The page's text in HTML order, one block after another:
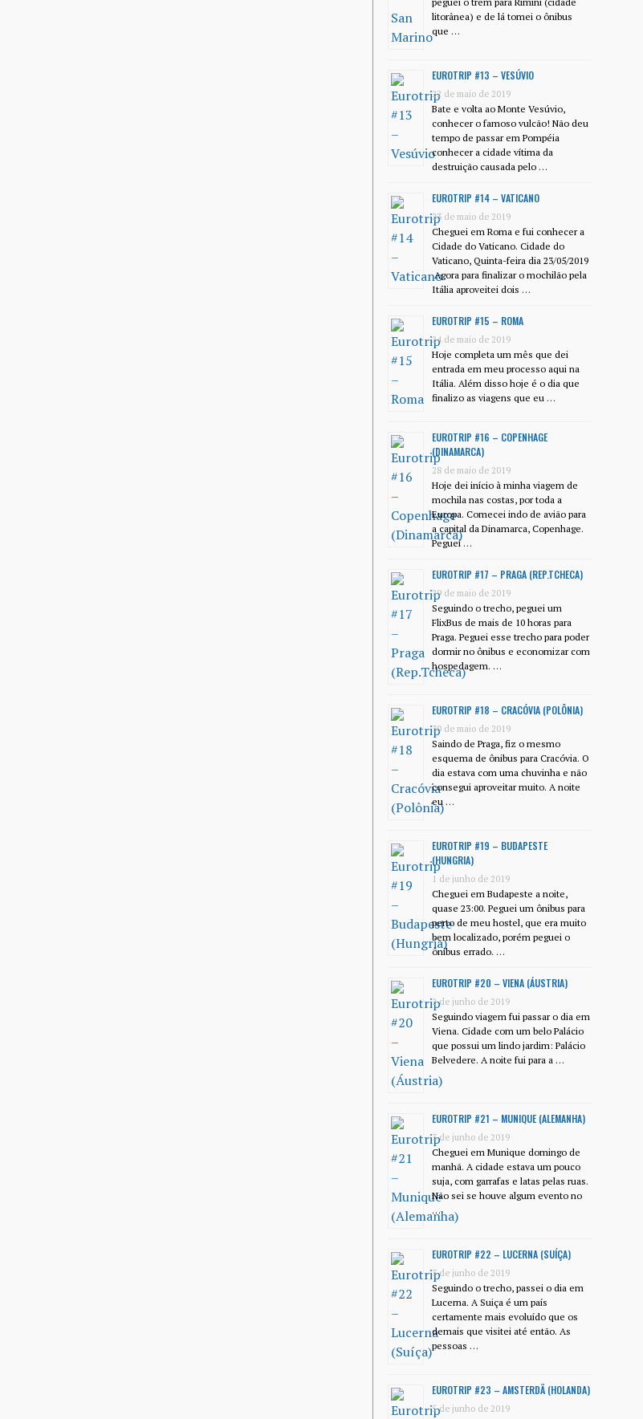
litorânea) e de lá tomei o ônibus
que …
EUROTRIP #13 – VESÚVIO
22 de maio de 2019
Bate e volta ao Monte Vesúvio,
conhecer o famoso vulcão! Não deu
tempo de passar em Pompéia
conhecer a cidade vítima da
destruição causada pelo …
EUROTRIP #14 – VATICANO
23 de maio de 2019
Cheguei em Roma e fui conhecer a
Cidade do Vaticano. Cidade do
Vaticano, Quinta-feira dia 23/05/2019
Agora para finalizar o mochilão pela
Itália aproveitei dois …
EUROTRIP #15 – ROMA
24 de maio de 2019
Hoje completa um mês que dei
entrada em meu processo aqui na
Itália. Além disso hoje é o dia que
finalizo as viagens que eu …
EUROTRIP #16 – COPENHAGE
(DINAMARCA)
28 de maio de 2019
Hoje dei início à minha viagem de
mochila nas costas, por toda a
Europa. Comecei indo de avião para
a capital da Dinamarca, Copenhage.
Peguei …
EUROTRIP #17 – PRAGA (REP.TCHECA)
29 de maio de 2019
Seguindo o trecho, peguei um
FlixBus de mais de 10 horas para
Praga. Peguei esse trecho para poder
dormir no ônibus e economizar com
hospedagem. …
EUROTRIP #18 – CRACÓVIA (POLÔNIA)
30 de maio de 2019
Saindo de Praga, fiz o mesmo
esquema de ônibus para Cracóvia. O
dia estava com uma chuvinha e não
consegui aproveitar muito. A noite
eu …
EUROTRIP #19 – BUDAPESTE
(HUNGRIA)
1 de junho de 2019
Cheguei em Budapeste a noite,
quase 23:00. Peguei um ônibus para
perto de meu hostel, que era muito
bem localizado, porém peguei o
ônibus errado. …
EUROTRIP #20 – VIENA (ÁUSTRIA)
2 de junho de 2019
Seguindo viagem fui passar o dia em
Viena. Cidade com um belo Palácio
que possui um lindo jardim: Palácio
Belvedere. A noite fui para a …
EUROTRIP #21 – MUNIQUE (ALEMANHA)
3 de junho de 2019
Cheguei em Munique domingo de
manhã. A cidade estava um pouco
suja, com garrafas e latas pelas ruas.
Não sei se houve algum evento no
…
EUROTRIP #22 – LUCERNA (SUÍÇA)
3 de junho de 2019
Seguindo o trecho, passei o dia em
Lucerna. A Suiça é um país
certamente mais evoluído que os
demais que visitei até então. As
pessoas …
EUROTRIP #23 – AMSTERDÃ (HOLANDA)
5 de junho de 2019